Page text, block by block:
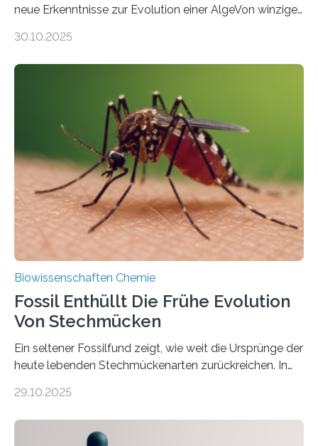
neue Erkenntnisse zur Evolution einer AlgeVon winzigen
Landpflanzen zählen zu den komplexesten
Grünalgen, die vor Hunderten von Millionen Jahren
lebten. Unter den Vorfahren sticht eine Gruppe heraus,
die noch heute in der Natur vorkommt: die
Süßwasseralge Coleochaetophyceae. Einige Arten
dieser Gruppe bilden aus Zellfäden dichte Geflechte
mit scheibenförmiger Gestalt. Was auffällig ist: Die
nächsten…
30.10.2025
Biowissenschaften Chemie
Fossil Enthüllt Die Frühe Evolution
Von Stechmücken
Ein seltener Fossilfund zeigt, wie weit die Ursprünge der
heute lebenden Stechmückenarten zurückreichen. In
Forschende die bisher älteste bekannte Stechmücken-
Region Kachin in Myanmar und hat sich in
29.10.2025